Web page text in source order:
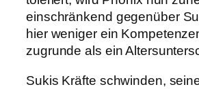
einschränkend gegenüber
hier weniger ein
zugrunde als ein
Sukis Kräfte schwinden,